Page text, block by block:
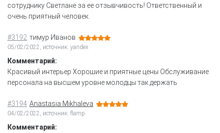
сотруднику Светлане за ее отзывчивость! Ответственный и
очень приятный человек.
#3192 тимур Иванов
05/02/2022, источник: yandex
Комментарий:
Красивый интерьер Хорошие и приятные цены Обслуживание
персонала на высшем уровне молодцы так держать
#3194 Anastasia Mikhaleva
04/02/2022, источник: flamp
Комментарий: